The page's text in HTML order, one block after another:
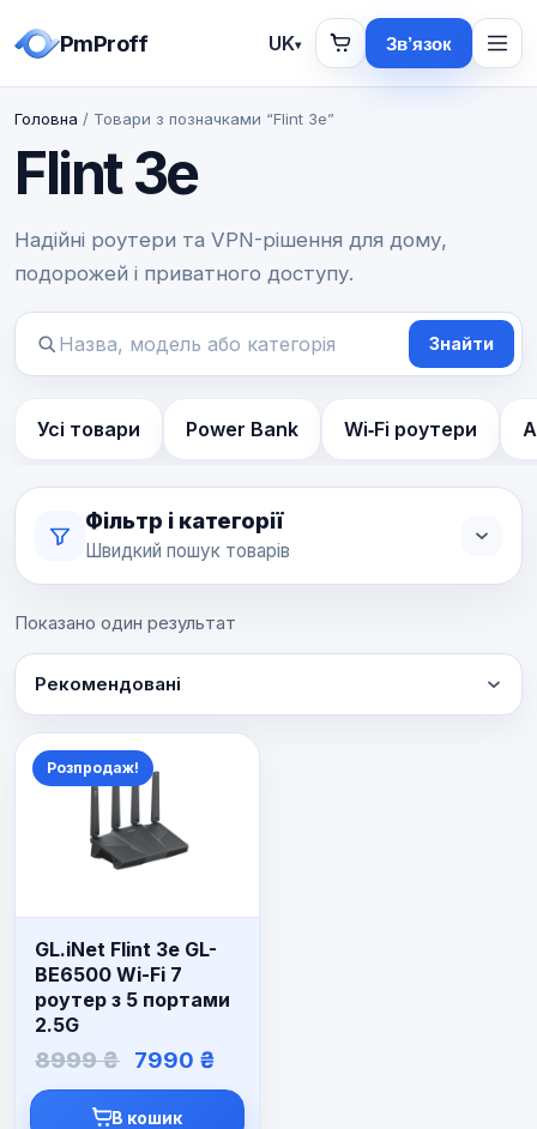
PmProff UK▾ Зв’язок
Головна / Товари з позначками “Flint 3e”
Flint 3e
Надійні роутери та VPN-рішення для дому,
подорожей і приватного доступу.
Пошук
Знайти
Усі товари Power Bank Wi‑Fi роутери
Фільтр і категорії
Швидкий пошук товарів
Показано один результат
Рекомендовані
Розпродаж!
GL.iNet Flint 3e GL-
BE6500 Wi-Fi 7
роутер з 5 портами
2.5G
8999₴ Оригінальна
ціна:
8999 ₴.
7990 ₴
ціна:
7990 ₴.
В кошик